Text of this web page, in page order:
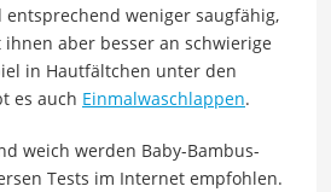
weniger saugfähig,
aber besser an schwierige
in Hautfältchen unter den
es auch Einmalwaschlappen.
weich werden Baby-Bambus-
Tests im Internet empfohlen.